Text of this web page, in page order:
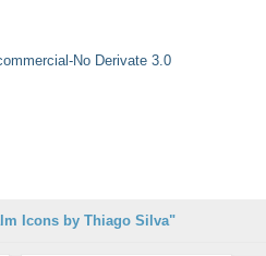
No Derivate 3.0
Icons by Thiago Silva"